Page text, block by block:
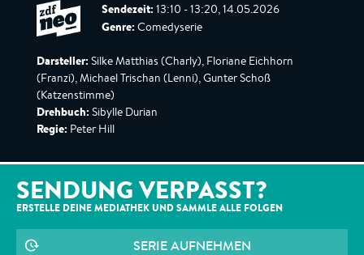
Sendezeit: 13:10 - 13:20, 14.05.2026
Genre: Comedyserie
Darsteller: Silke Matthias (Charly), Floriane Eichhorn
(Franzi), Michael Trischan (Lenni), Gunter Schoß
(Katzenstimme)
Drehbuch: Sibylle Durian
Regie: Peter Hill
SENDUNG VERPASST?
ERSTELLE DEINE MEDIATHEK UND SAMMLE ALLE FOLGEN
SERIE AUFNEHMEN